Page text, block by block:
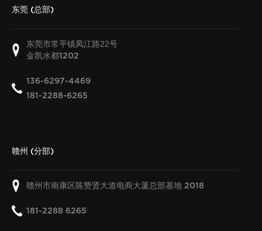
东莞 (总部)
东莞市常平镇凤江路22号
金凯水都1202
136-6297-4469
181-2288-6265
赣州 (分部)
赣州市南康区陈赞贤大道电商大厦总部基地 2018
181-2288 6265